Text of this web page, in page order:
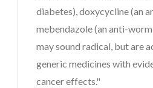
diabetes), doxycycline (an
mebendazole (an anti-
may sound radical, but are
generic medicines with
cancer effects."